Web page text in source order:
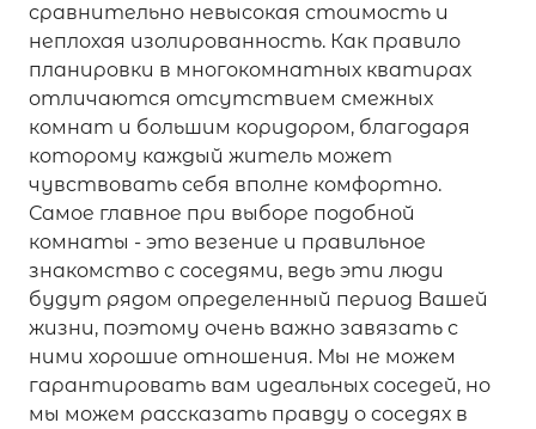
сравнительно невысокая стоимость и
неплохая изолированность. Как правило
планировки в многокомнатных кватирах
отличаются отсутствием смежных
комнат и большим коридором, благодаря
которому каждый житель может
чувствовать себя вполне комфортно.
Самое главное при выборе подобной
комнаты - это везение и правильное
знакомство с соседями, ведь эти люди
будут рядом определенный период Вашей
жизни, поэтому очень важно завязать с
ними хорошие отношения. Мы не можем
гарантировать вам идеальных соседей, но
мы можем рассказать правду о соседях в